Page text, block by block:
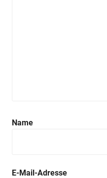
Name
E-Mail-Adresse